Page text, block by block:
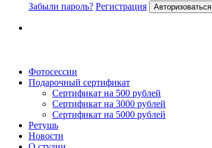
Забыли пароль? Регистрация Авторизоваться
Фотосессии
Подарочный сертификат
Сертификат на 500 рублей
Сертификат на 3000 рублей
Сертификат на 5000 рублей
Ретушь
Новости